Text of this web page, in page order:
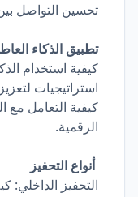
تحسين التواصل بين
تطبيق الذكاء
كيفية استخدام
استراتيجيات
كيفية التعامل مع
الرقمية.
أنواع التحفيز
التحفيز الداخلي: